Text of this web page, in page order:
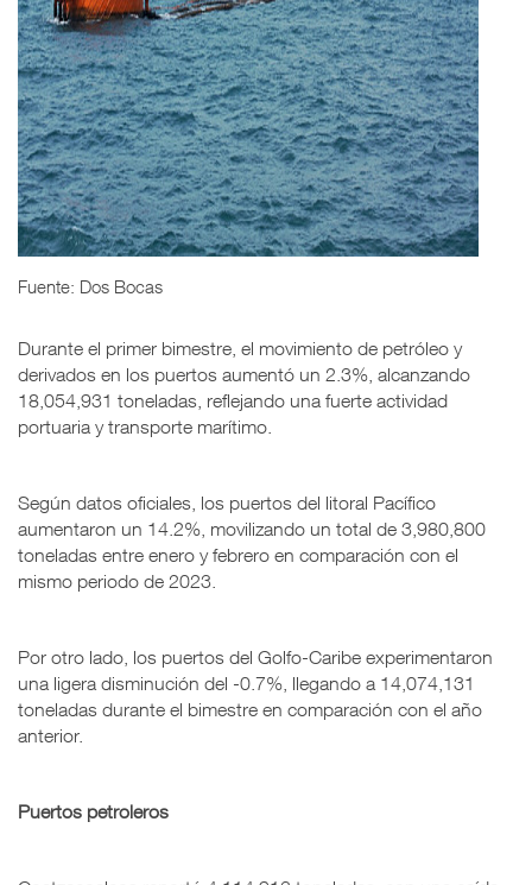
Fuente: Dos Bocas
Durante el primer bimestre, el movimiento de petróleo y
derivados en los puertos aumentó un 2.3%, alcanzando
18,054,931 toneladas, reflejando una fuerte actividad
portuaria y transporte marítimo.
Según datos oficiales, los puertos del litoral Pacífico
aumentaron un 14.2%, movilizando un total de 3,980,800
toneladas entre enero y febrero en comparación con el
mismo periodo de 2023.
Por otro lado, los puertos del Golfo-Caribe experimentaron
una ligera disminución del -0.7%, llegando a 14,074,131
toneladas durante el bimestre en comparación con el año
anterior.
Puertos petroleros